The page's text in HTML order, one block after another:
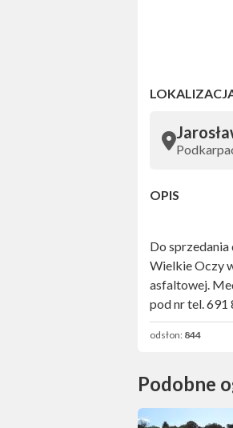
OPIS
Do sprzedania
Wielkie Oczy
asfaltowej.
pod nr tel. 691
odsłon: 844
Podobne